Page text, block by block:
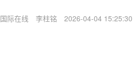
国际在线 李柱铭 2026-04-04 15:25:30